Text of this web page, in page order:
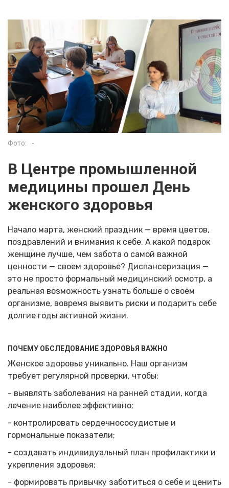
Фото: -
В Центре промышленной
медицины прошел День
женского здоровья
Начало марта, женский праздник — время цветов,
поздравлений и внимания к себе. А какой подарок
женщине лучше, чем забота о самой важной
ценности — своем здоровье? Диспансеризация —
это не просто формальный медицинский осмотр, а
реальная возможность узнать больше о своём
организме, вовремя выявить риски и подарить себе
долгие годы активной жизни.
ПОЧЕМУ ОБСЛЕДОВАНИЕ ЗДОРОВЬЯ ВАЖНО
Женское здоровье уникально. Наш организм
требует регулярной проверки, чтобы:
- выявлять заболевания на ранней стадии, когда
лечение наиболее эффективно;
- контролировать сердечнососудистые и
гормональные показатели;
- создавать индивидуальный план профилактики и
укрепления здоровья;
- формировать привычку заботиться о себе и ценить